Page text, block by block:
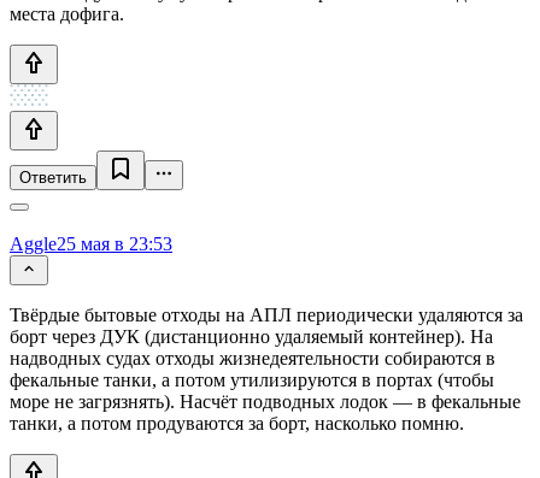
места дофига.
Ответить
Aggle25 мая в 23:53
Твёрдые бытовые отходы на АПЛ периодически удаляются за
борт через ДУК (дистанционно удаляемый контейнер). На
надводных судах отходы жизнедеятельности собираются в
фекальные танки, а потом утилизируются в портах (чтобы
море не загрязнять). Насчёт подводных лодок — в фекальные
танки, а потом продуваются за борт, насколько помню.